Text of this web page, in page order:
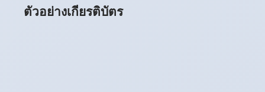
ตัวอย่างเกียรติบัตร